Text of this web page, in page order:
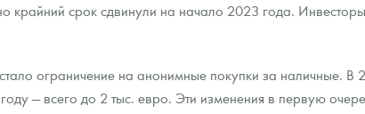
крайний срок сдвинули на начало 2023 года.
ограничение на анонимные покупки за наличные. В
— всего до 2 тыс. евро. Эти изменения в первую